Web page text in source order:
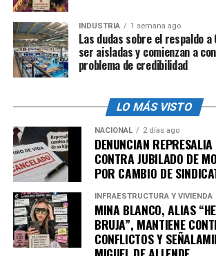
Al ser cuestionada sobre los acuerdos
federal y la
Coordinadora Nacional
de la Educación (CNTE), afirmó que la
abierta al diálogo y que así se mantendrá.
Ante las denuncias de lasCámaras de
Ciudad de Méxicosobre el impacto
negativo por el paro de laCNTEque ya
la capital, la mandataria descartó
pública para desplazar a los maestros
Ciudad; “no vamos a reprimir nunca”,
Reconoce decisión del INE
presidencia de la Corte por
INDUSTRIA 1 semana ago
Las dudas sobre el respaldo a
ser aisladas y comienzan a
problema de credibilidad
LO MÁS VISTO
NACIONAL 2 días ago
DENUNCIAN
CONTRA JUBILADO DE
POR CAMBIO DE
INFRAESTRUCTURA Y VIVIENDA
MINA BLANCO, ALIAS
BRUJA”, MANTIENE
CONFLICTOS Y